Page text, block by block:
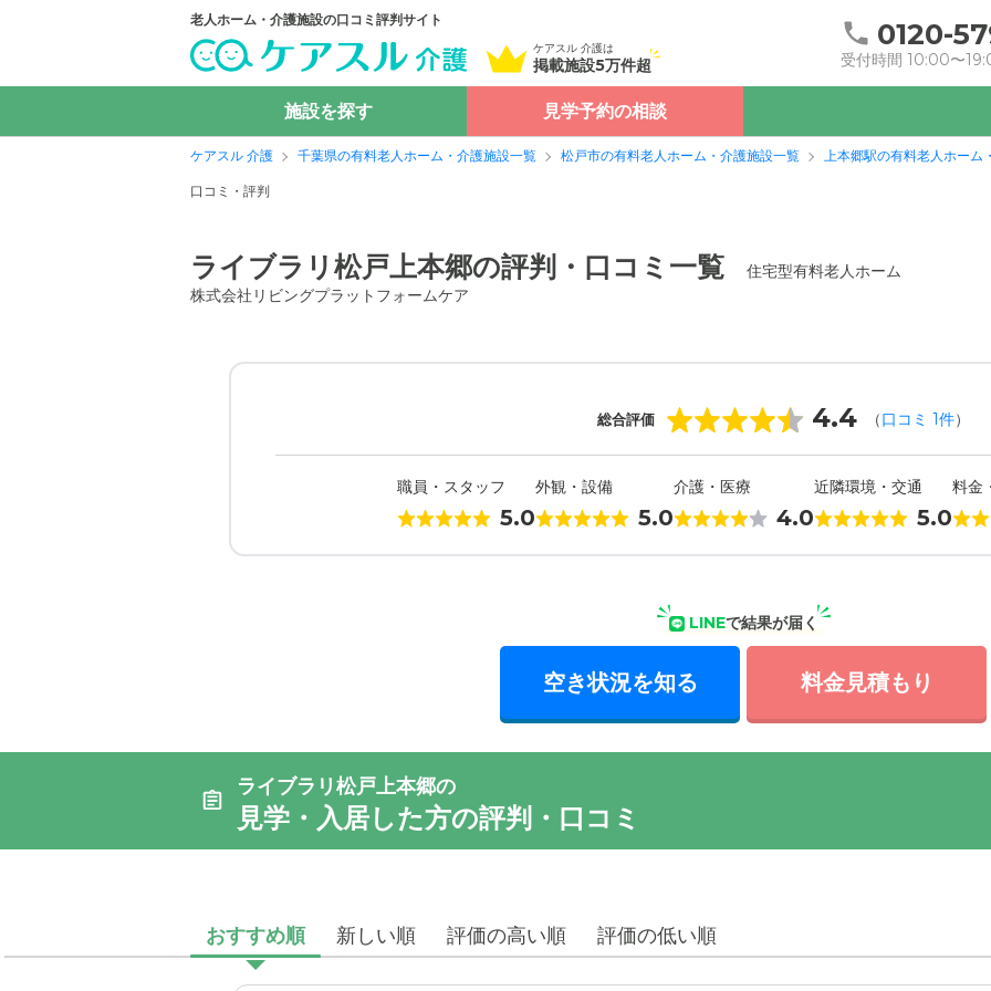
老人ホーム・介護施設の口コミ評判サイト
ケアスル 介護は
掲載施設5万件超
0120-
受付時間 10:00〜
施設を探す 見学予約の相談
ケアスル 介護 千葉県の有料老人ホーム・介護施設一覧 松戸市の有料老人ホーム・介護施設一覧 上本郷駅の有料老人ホーム
口コミ・評判
ライブラリ松戸上本郷の評判・口コミ一覧
住宅型有料老人ホーム
株式会社リビングプラットフォームケア
総合評価 4.4 （口コミ 1件）
職員・スタッフ
5.0
外観・設備
5.0
介護・医療
4.0
近隣環境・交通
5.0
料金
LINEで結果が届く
空き状況を知る 料金見積もり
ライブラリ松戸上本郷の
見学・入居した方の評判・口コミ
おすすめ順 新しい順 評価の高い順 評価の低い順